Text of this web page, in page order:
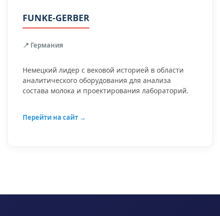
FUNKE-GERBER
📍 Германия
Немецкий лидер с вековой историей в области
аналитического оборудования для анализа
состава молока и проектирования лабораторий.
Перейти на сайт →